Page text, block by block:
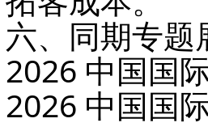
六、同期专题
2026 中国国
2026 中国国